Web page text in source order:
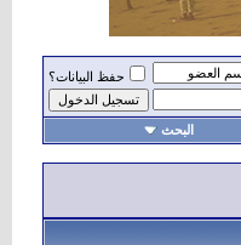
حفظ البيانات؟
البحث